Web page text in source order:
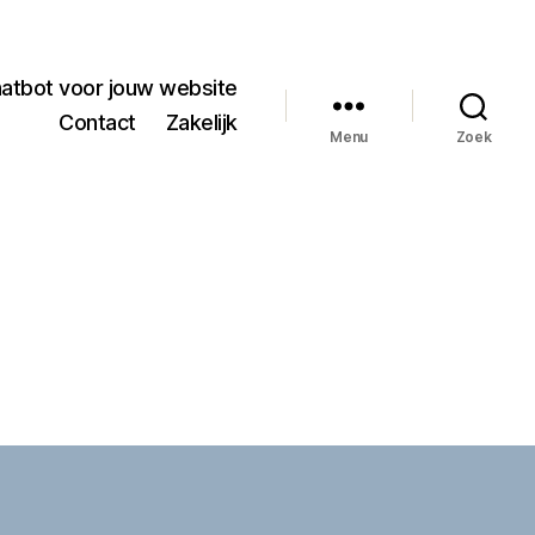
voor jouw website
Contact
Zakelijk
Menu Zoek